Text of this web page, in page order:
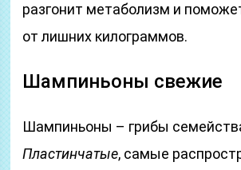
разгонит метаболизм и
от лишних килограммов.
Шампиньоны свежие
Шампиньоны – грибы
Пластинчатые, самые